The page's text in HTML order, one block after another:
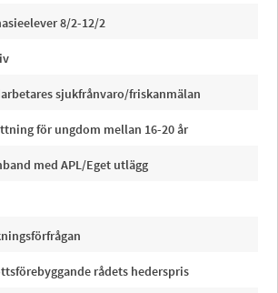
8/2-12/2
sjukfrånvaro/friskanmälan
för ungdom mellan 16-20 år
med APL/Eget utlägg
rådets hederspris